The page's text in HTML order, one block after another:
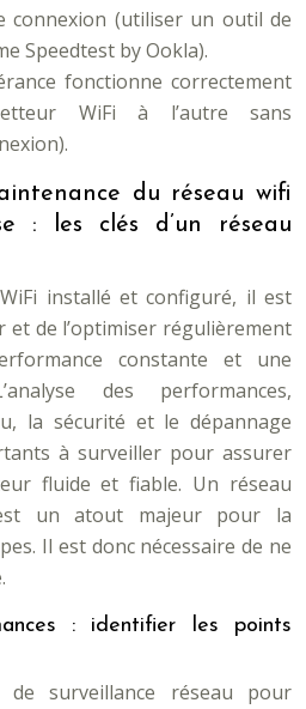
connexion (utiliser un outil de
Speedtest by Ookla).
fonctionne correctement
WiFi à l’autre sans
du réseau wifi
: les clés d’un réseau
installé et configuré, il est
et de l’optimiser régulièrement
constante et une
des performances,
la sécurité et le dépannage
à surveiller pour assurer
fluide et fiable. Un réseau
un atout majeur pour la
Il est donc nécessaire de ne
: identifier les points
surveillance réseau pour